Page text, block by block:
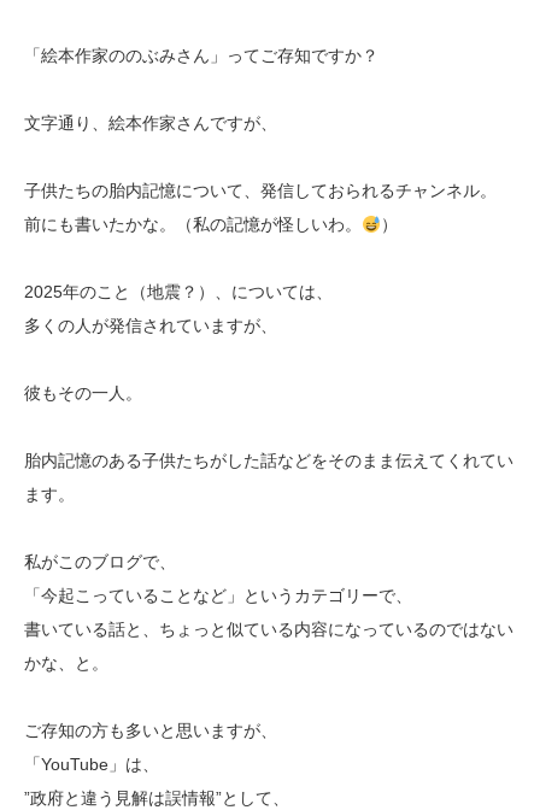
「絵本作家ののぶみさん」ってご存知ですか？
文字通り、絵本作家さんですが、
子供たちの胎内記憶について、発信しておられるチャンネル。
前にも書いたかな。（私の記憶が怪しいわ。
）
2025年のこと（地震？）、については、
多くの人が発信されていますが、
彼もその一人。
胎内記憶のある子供たちがした話などをそのまま伝えてくれてい
ます。
私がこのブログで、
「今起こっていることなど」というカテゴリーで、
書いている話と、ちょっと似ている内容になっているのではない
かな、と。
ご存知の方も多いと思いますが、
「YouTube」は、
”政府と違う見解は誤情報”として、